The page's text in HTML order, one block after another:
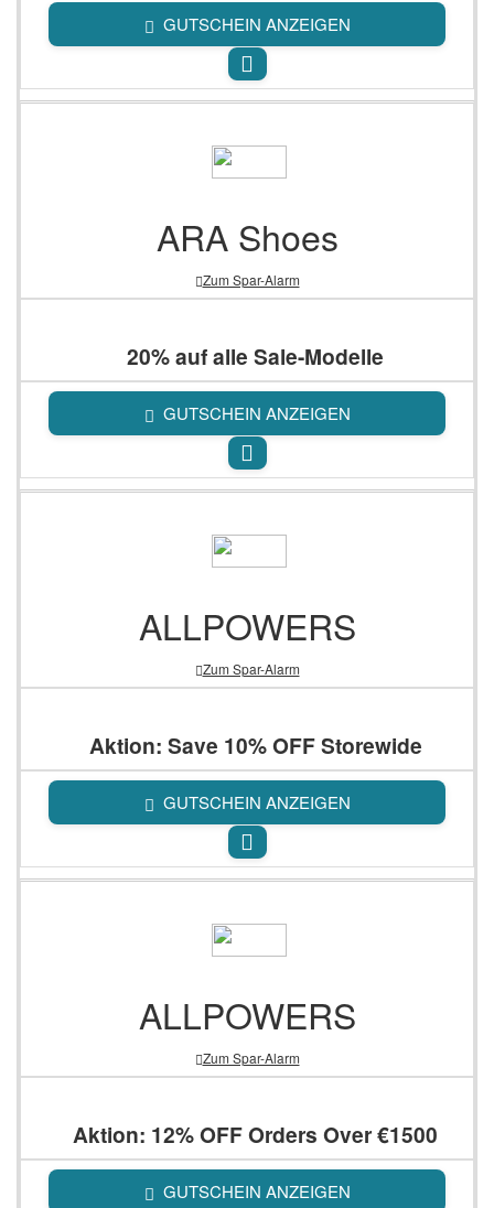
GUTSCHEIN ANZEIGEN
ARA Shoes
Zum Spar-Alarm
20% auf alle Sale-Modelle
GUTSCHEIN ANZEIGEN
ALLPOWERS
Zum Spar-Alarm
Aktion: Save 10% OFF Storewide
GUTSCHEIN ANZEIGEN
ALLPOWERS
Zum Spar-Alarm
Aktion: 12% OFF Orders Over €1500
GUTSCHEIN ANZEIGEN